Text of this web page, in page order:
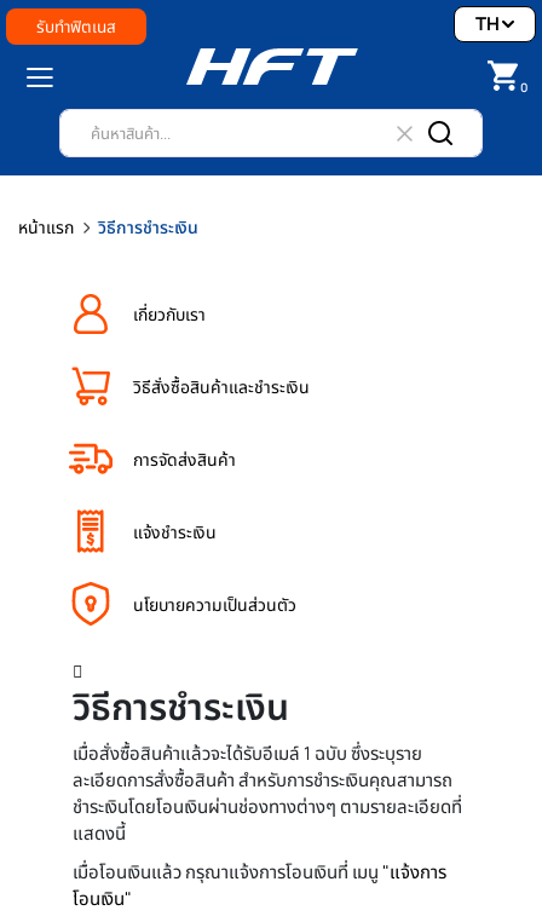
รับทำฟิตเนส
0
TH
หน้าแรก วิธีการชำระเงิน
เกี่ยวกับเรา
วิธีสั่งซื้อสินค้าและชำระเงิน
การจัดส่งสินค้า
แจ้งชำระเงิน
นโยบายความเป็นส่วนตัว
วิธีการชำระเงิน
เมื่อสั่งซื้อสินค้าแล้วจะได้รับอีเมล์ 1 ฉบับ ซึ่งระบุราย
ละเอียดการสั่งซื้อสินค้า สำหรับการชำระเงินคุณสามารถ
ชำระเงินโดยโอนเงินผ่านช่องทางต่างๆ ตามรายละเอียดที่
แสดงนี้
เมื่อโอนเงินแล้ว กรุณาแจ้งการโอนเงินที่ เมนู"แจ้งการ
โอนเงิน"